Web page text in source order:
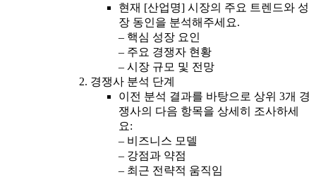
현재 [산업명] 시장의 주요 트렌드와 성
장 동인을 분석해주세요.
– 핵심 성장 요인
– 주요 경쟁자 현황
– 시장 규모 및 전망
경쟁사 분석 단계
이전 분석 결과를 바탕으로 상위 3개 경
쟁사의 다음 항목을 상세히 조사하세
요:
– 비즈니스 모델
– 강점과 약점
– 최근 전략적 움직임